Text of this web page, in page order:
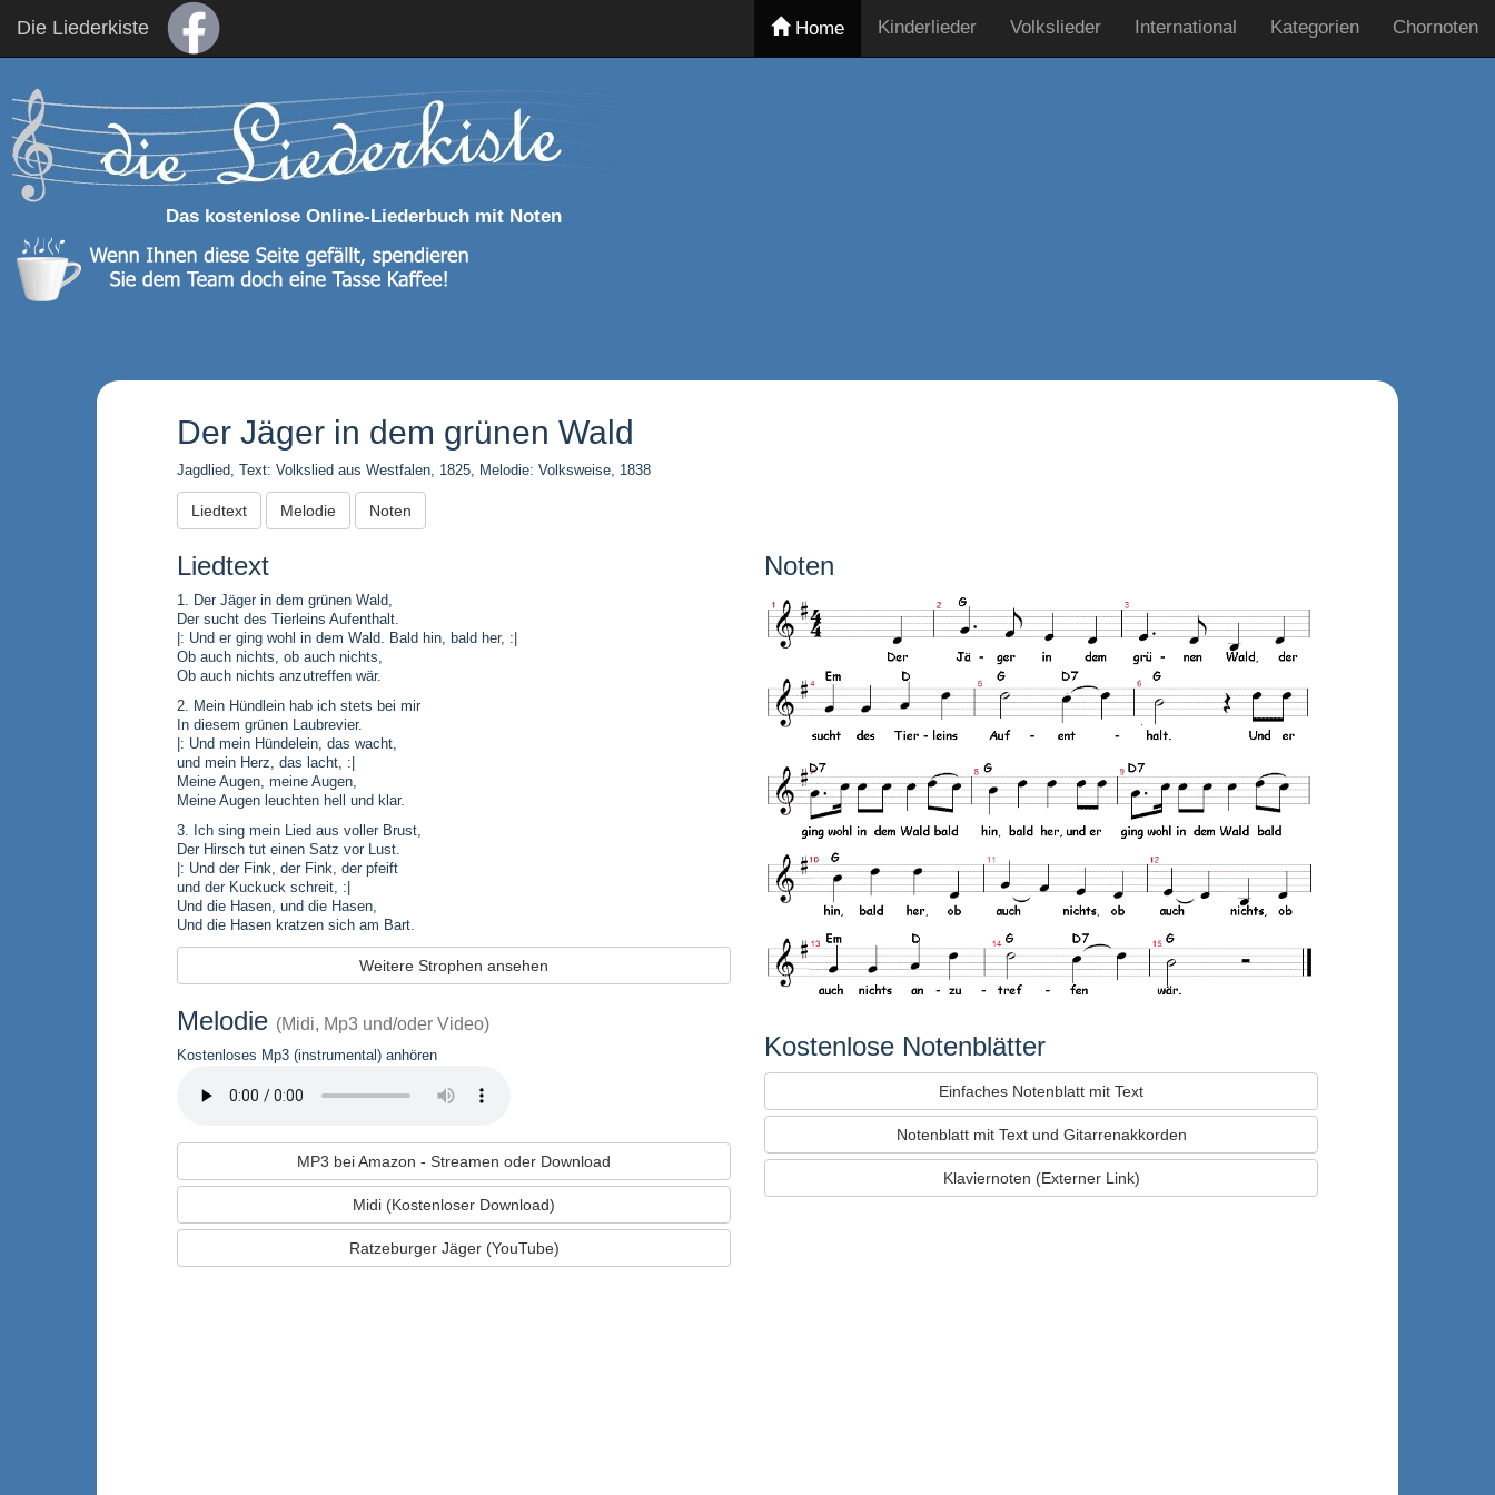
Die Liederkiste Home Kinderlieder Volkslieder International Kategorien Chornoten
Das kostenlose Online-Liederbuch mit Noten
Der Jäger in dem grünen Wald
Jagdlied, Text: Volkslied aus Westfalen, 1825, Melodie: Volksweise, 1838
Liedtext Melodie Noten
Liedtext
1. Der Jäger in dem grünen Wald,
Der sucht des Tierleins Aufenthalt.
|: Und er ging wohl in dem Wald. Bald hin, bald her, :|
Ob auch nichts, ob auch nichts,
Ob auch nichts anzutreffen wär.
2. Mein Hündlein hab ich stets bei mir
In diesem grünen Laubrevier.
|: Und mein Hündelein, das wacht,
und mein Herz, das lacht, :|
Meine Augen, meine Augen,
Meine Augen leuchten hell und klar.
3. Ich sing mein Lied aus voller Brust,
Der Hirsch tut einen Satz vor Lust.
|: Und der Fink, der Fink, der pfeift
und der Kuckuck schreit, :|
Und die Hasen, und die Hasen,
Und die Hasen kratzen sich am Bart.
Weitere Strophen ansehen
Melodie (Midi, Mp3 und/oder Video)
Kostenloses Mp3 (instrumental) anhören
MP3 bei Amazon - Streamen oder Download
Midi (Kostenloser Download)
Ratzeburger Jäger (YouTube)
Noten
Kostenlose Notenblätter
Einfaches Notenblatt mit Text
Notenblatt mit Text und Gitarrenakkorden
Klaviernoten (Externer Link)